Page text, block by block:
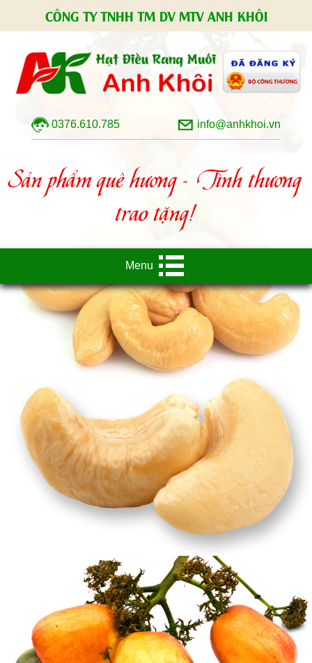
CÔNG TY TNHH TM DV MTV ANH KHÔI
0376.610.785 info@anhkhoi.vn
Sản phẩm quê hương - Tình thương
trao tặng!
Menu